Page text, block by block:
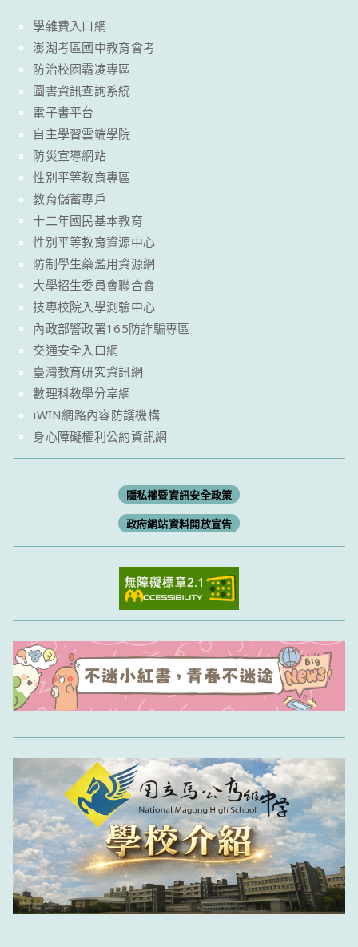
學雜費入口網
澎湖考區國中教育會考
防治校園霸凌專區
圖書資訊查詢系統
電子書平台
自主學習雲端學院
防災宣導網站
性別平等教育專區
教育儲蓄專戶
十二年國民基本教育
性別平等教育資源中心
防制學生藥濫用資源網
大學招生委員會聯合會
技專校院入學測驗中心
內政部警政署165防詐騙專區
交通安全入口網
臺灣教育研究資訊網
數理科教學分享網
iWIN網路內容防護機構
身心障礙權利公約資訊網
隱私權暨資訊安全政策
政府網站資料開放宣告